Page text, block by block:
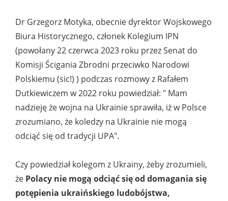
Dr Grzegorz Motyka, obecnie dyrektor Wojskowego
Biura Historycznego, członek Kolegium IPN
(powołany 22 czerwca 2023 roku przez Senat do
Komisji Ścigania Zbrodni przeciwko Narodowi
Polskiemu (sic!) ) podczas rozmowy z Rafałem
Dutkiewiczem w 2022 roku powiedział: " Mam
nadzieję że wojna na Ukrainie sprawiła, iż w Polsce
zrozumiano, że koledzy na Ukrainie nie mogą
odciąć się od tradycji UPA".
Czy powiedział kolegom z Ukrainy, żeby zrozumieli,
że Polacy nie mogą odciąć się od domagania się
potępienia ukraińskiego ludobójstwa,